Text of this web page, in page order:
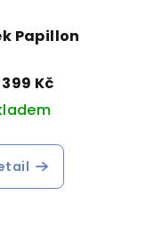
Papillon
399 Kč